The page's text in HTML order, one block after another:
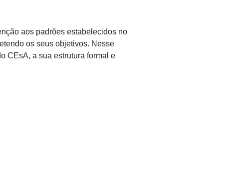
aos padrões estabelecidos no
os seus objetivos. Nesse
CEsA, a sua estrutura formal e